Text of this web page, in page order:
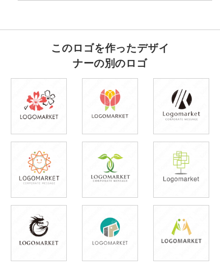
このロゴを作ったデザイ
ナーの別のロゴ